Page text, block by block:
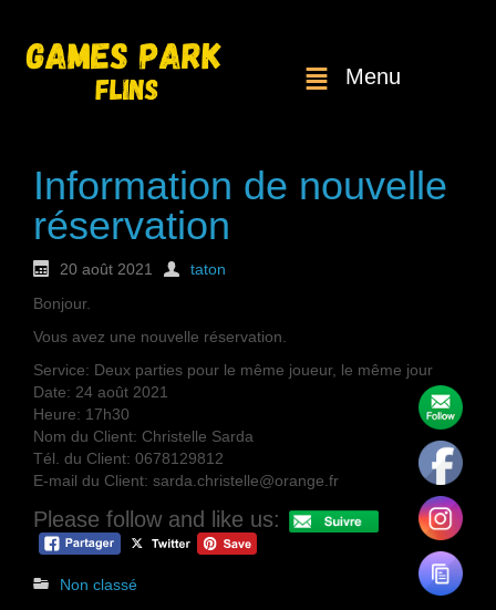
Menu
Information de nouvelle
réservation
20 août 2021
taton
Bonjour.
Vous avez une nouvelle réservation.
Service: Deux parties pour le même joueur, le même jour
Date: 24 août 2021
Heure: 17h30
Nom du Client: Christelle Sarda
Tél. du Client: 0678129812
E-mail du Client: sarda.christelle@orange.fr
Please follow and like us:
Non classé